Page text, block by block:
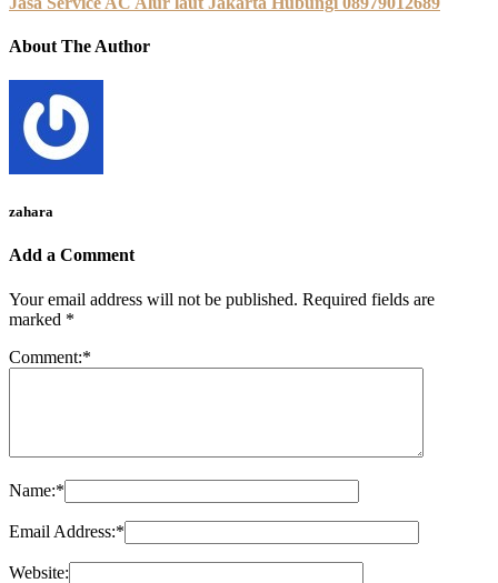
About The Author
zahara
Add a Comment
Your email address will not be published. Required fields are
marked *
Comment:*
Name:*
Email Address:*
Website: